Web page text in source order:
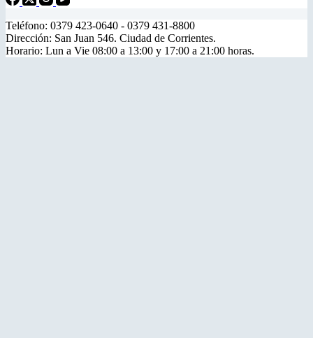
Teléfono: 0379 423-0640 - 0379 431-8800
Dirección: San Juan 546. Ciudad de Corrientes.
Horario: Lun a Vie 08:00 a 13:00 y 17:00 a 21:00 horas.